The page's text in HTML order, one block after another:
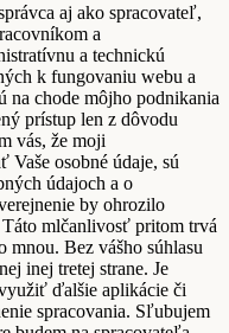
aj ako spracovateľ,
a
a technickú
k fungovaniu webu a
na chode môjho podnikania
prístup len z dôvodu
vás, že moji
osobné údaje, sú
údajoch a o
by ohrozilo
Táto mlčanlivosť pritom trvá
Bez vášho súhlasu
inej tretej strane. Je
ďalšie aplikácie či
spracovania. Sľubujem